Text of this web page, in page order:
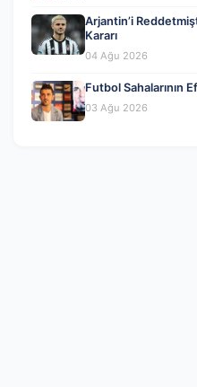
Arjantin’i
Kararı
04 Ağu 2026
Futbol Sahalarının
03 Ağu 2026